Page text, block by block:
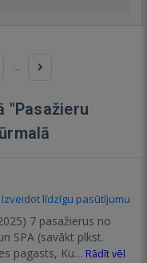
...
"Pasažieru
Izveidot līdzīgu pasūtījumu
7 pasažierus no
SPA (savākt plkst.
pagasts, Ku… Rādīt vēl